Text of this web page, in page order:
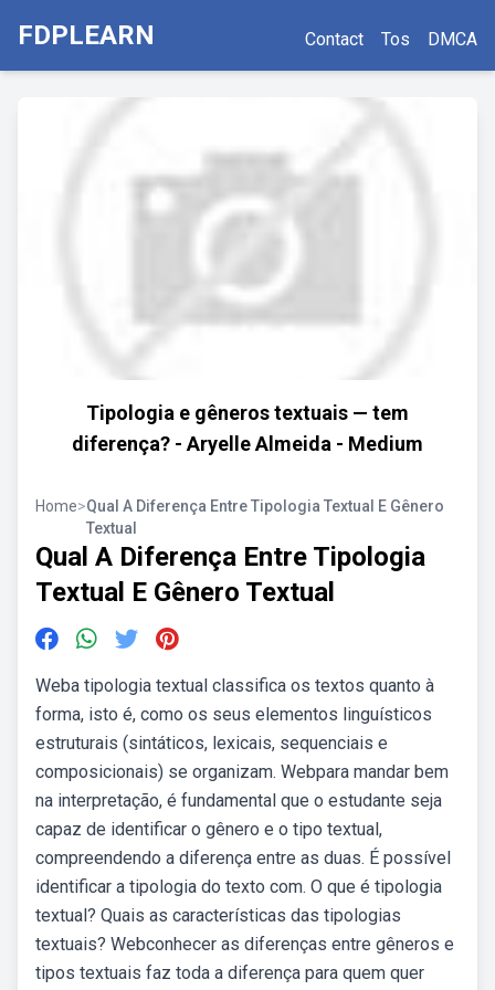
FDPLEARN Contact Tos DMCA
Tipologia e gêneros textuais — tem
diferença? - Aryelle Almeida - Medium
Home>Qual A Diferença Entre Tipologia Textual E Gênero
Textual
Qual A Diferença Entre Tipologia
Textual E Gênero Textual
Weba tipologia textual classifica os textos quanto à
forma, isto é, como os seus elementos linguísticos
estruturais (sintáticos, lexicais, sequenciais e
composicionais) se organizam. Webpara mandar bem
na interpretação, é fundamental que o estudante seja
capaz de identificar o gênero e o tipo textual,
compreendendo a diferença entre as duas. É possível
identificar a tipologia do texto com. O que é tipologia
textual? Quais as características das tipologias
textuais? Webconhecer as diferenças entre gêneros e
tipos textuais faz toda a diferença para quem quer